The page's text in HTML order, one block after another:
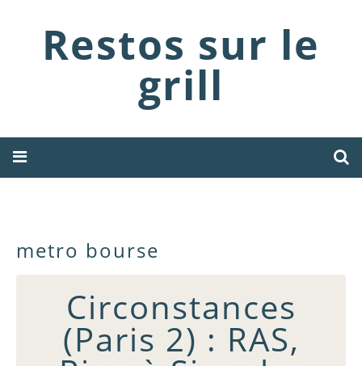
Restos sur le
grill
metro bourse
Circonstances
(Paris 2) : RAS,